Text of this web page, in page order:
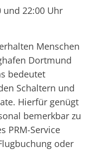
und 22:00 Uhr
Menschen
Dortmund
bedeutet
Schaltern und
Hierfür genügt
bemerkbar zu
PRM-Service
oder